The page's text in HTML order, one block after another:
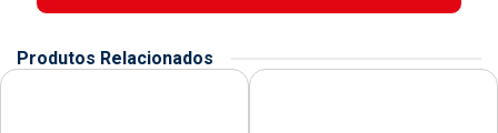
Produtos Relacionados